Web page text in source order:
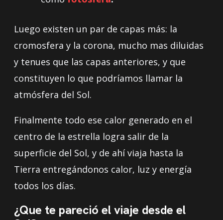
Luego existen un par de capas más: la
cromosfera y la corona, mucho mas diluidas
y tenues que las capas anteriores, y que
constituyen lo que podríamos llamar la
atmósfera del Sol.
Finalmente todo ese calor generado en el
centro de la estrella logra salir de la
superficie del Sol, y de ahí viaja hasta la
Tierra entregándonos calor, luz y energía
todos los días.
¿Que te pareció el viaje desde el